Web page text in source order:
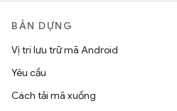
BẢN DỰNG
Vị trí lưu trữ mã Android
Yêu cầu
Cách tải mã xuống